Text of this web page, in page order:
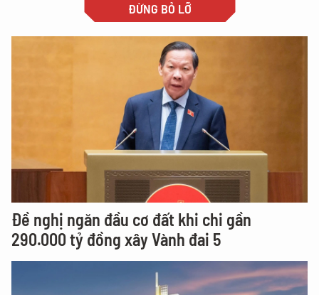
ĐỪNG BỎ LỠ
Đề nghị ngăn đầu cơ đất khi chi gần
290.000 tỷ đồng xây Vành đai 5